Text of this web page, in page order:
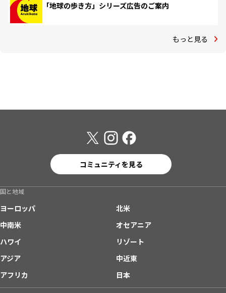
「地球の歩き方」シリーズ広告のご案内
もっと見る
コミュニティを見る
国と地域
ヨーロッパ
北米
中南米
オセアニア
ハワイ
リゾート
アジア
中近東
アフリカ
日本